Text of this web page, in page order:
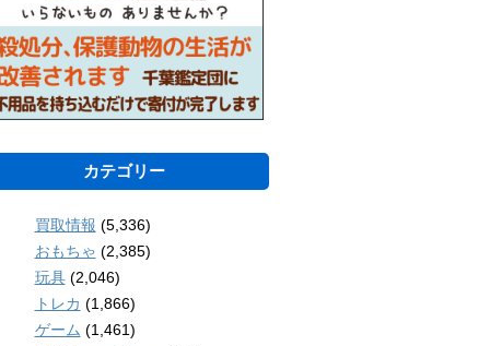
カテゴリー
買取情報 (5,336)
おもちゃ (2,385)
玩具(2,046)
トレカ (1,866)
ゲーム (1,461)